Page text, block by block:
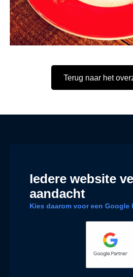
Terug naar het
Iedere website
aandacht
Kies daarom voor een Google